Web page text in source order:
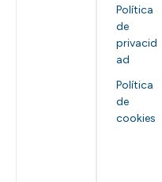
Política
de
privacid
ad
Política
de
cookies